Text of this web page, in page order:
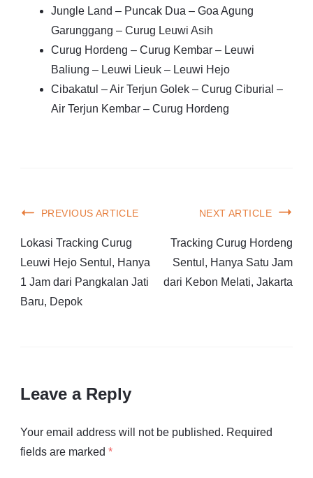
Jungle Land – Puncak Dua – Goa Agung
Garunggang – Curug Leuwi Asih
Curug Hordeng – Curug Kembar – Leuwi
Baliung – Leuwi Lieuk – Leuwi Hejo
Cibakatul – Air Terjun Golek – Curug Ciburial –
Air Terjun Kembar – Curug Hordeng
PREVIOUS ARTICLE
Lokasi Tracking Curug
Leuwi Hejo Sentul, Hanya
1 Jam dari Pangkalan Jati
Baru, Depok
NEXT ARTICLE
Tracking Curug Hordeng
Sentul, Hanya Satu Jam
dari Kebon Melati, Jakarta
Leave a Reply
Your email address will not be published. Required
fields are marked *